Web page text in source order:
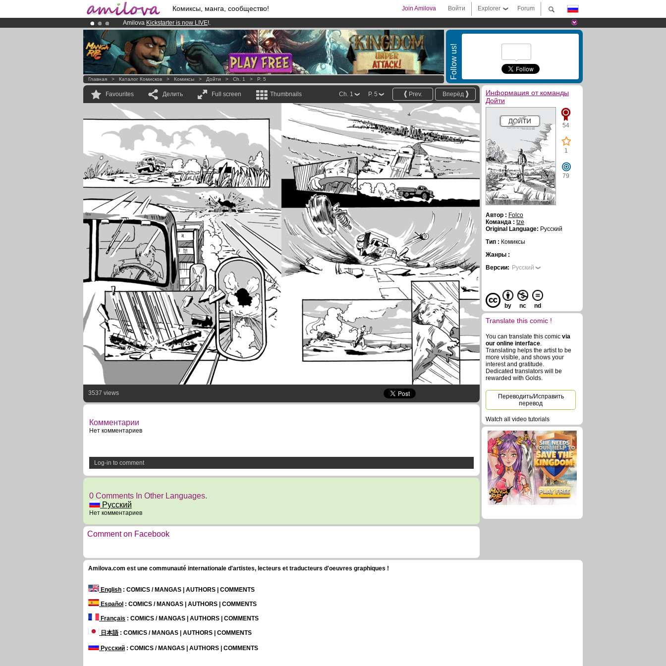
Комиксы, манга, сообщество! Forum
Explorer
Войти
Join Amilova
Amilova Kickstarter is now LIVE!.
Already 100000membersand 1000comics & mangas!.
Premium membership from3.95 euros per month !Get membership now
Follow us!
Главная > Каталог Комисков > Комиксы > Дойти > Ch. 1 > P. 5
Favourites Делить Full screen Thumbnails Вперёд
Prev.
P. 5
Ch. 1
3537 views
Комментарии
Нет комментариев
Log-in to comment
0 Comments In Other Languages.
Русский
Нет комментариев
Comment on Facebook
Информация от команды
Дойти
54
1
79
Автор : Folco
Команда : tze
Original Language: Русский
Тип : Комиксы
Жанры :
Версии: Русский
by nc nd
Translate this comic !
You can translate this comic via
our online interface.
Translating helps the artist to be
more visible, and shows your
interest and gratitude.
Dedicated translators will be
rewarded with Golds.
Переводить/Исправить
перевод
Watch all video tutorials
Amilova.com est une communauté internationale d'artistes, lecteurs et traducteurs d'oeuvres graphiques !
English : COMICS / MANGAS | AUTHORS | COMMENTS
Español : COMICS / MANGAS | AUTHORS | COMMENTS
Français : COMICS / MANGAS | AUTHORS | COMMENTS
日本語: COMICS / MANGAS | AUTHORS | COMMENTS
Русский : COMICS / MANGAS | AUTHORS | COMMENTS